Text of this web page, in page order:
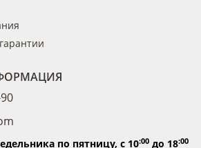
по пятницу, с 10:00 до 18:00